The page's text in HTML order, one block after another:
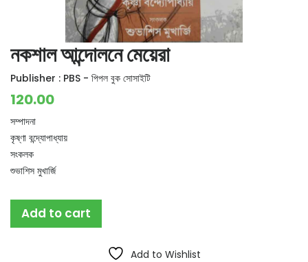
নকশাল আন্দোলনে মেয়েরা
Publisher : PBS - পিপল বুক সোসাইটি
120.00
সম্পাদনা
কৃষ্ণা বন্দ্যোপাধ্যায়
সংকলক
শুভাশিস মুখার্জি
Add to cart
Add to Wishlist